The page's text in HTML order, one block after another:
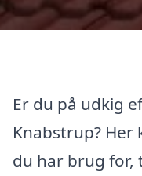
Er du på udkig
Knabstrup?
du har brug for,